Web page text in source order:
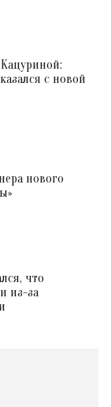
с новой
нового
что
из-за